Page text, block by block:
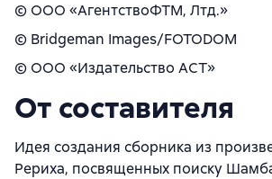
© ООО «АгентствоФТМ, Лтд.»
© Bridgeman Images/FOTODOM
© ООО «Издательство АСТ»
От составителя
Идея создания сборника из
Рериха, посвященных поиску